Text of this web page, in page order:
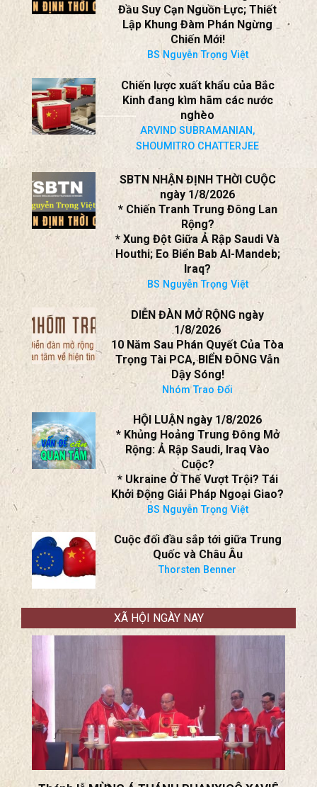
SBTN NHẬN ĐỊNH THỜI CUỘC
ngày 2/8/2026
Chiến Tranh Ukraine: Nga Bắt
Đầu Suy Cạn Nguồn Lực; Thiết
Lập Khung Đàm Phán Ngừng
Chiến Mới!
BS Nguyễn Trọng Việt
Kinh đang kìm hãm các nước
nghèo
ARVIND SUBRAMANIAN,
SHOUMITRO CHATTERJEE
SBTN NHẬN ĐỊNH THỜI CUỘC
ngày 1/8/2026
* Chiến Tranh Trung Đông Lan
* Xung Đột Giữa Ả Rập Saudi Và
Houthi; Eo Biển Bab Al-Mandeb;
Iraq?
BS Nguyễn Trọng Việt
DIỄN ĐÀN MỞ RỘNG ngày
1/8/2026
10 Năm Sau Phán Quyết Của Tòa
Trọng Tài PCA, BIỂN ĐÔNG Vẫn
Dậy Sóng!
Nhóm Trao Đổi
HỘI LUẬN ngày 1/8/2026
* Khủng Hoảng Trung Đông Mở
Rộng: Ả Rập Saudi, Iraq Vào
Cuộc?
* Ukraine Ở Thế Vượt Trội? Tái
Khởi Động Giải Pháp Ngoại Giao?
BS Nguyễn Trọng Việt
Cuộc đối đầu sắp tới giữa Trung
Quốc và Châu Âu
XÃ HỘI NGÀY NAY